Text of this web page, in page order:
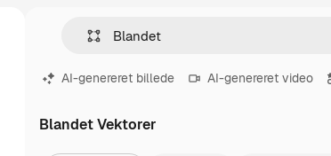
AI-genereret billede AI-genereret video
Blandet Vektorer